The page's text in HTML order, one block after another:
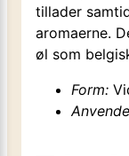
tillader
aromaerne.
øl som
Form: